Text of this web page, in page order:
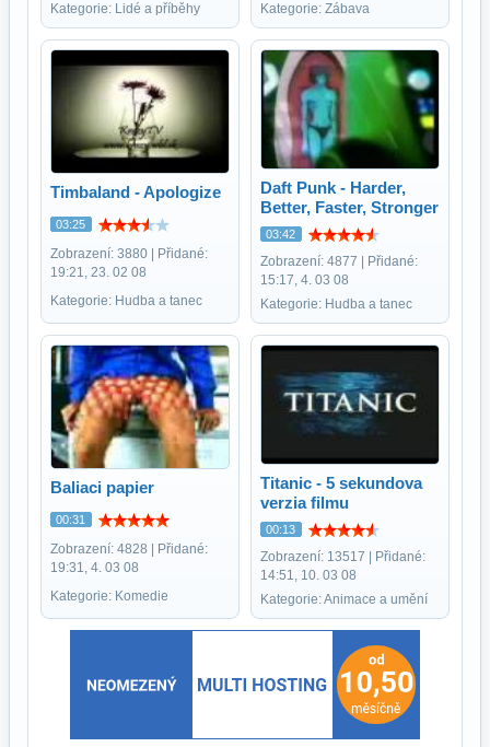
Kategorie: Lidé a příběhy
Kategorie: Zábava
Timbaland - Apologize
03:25
Zobrazení: 3880 | Přidané:
19:21, 23. 02 08
Kategorie: Hudba a tanec
Daft Punk - Harder,
Better, Faster, Stronger
03:42
Zobrazení: 4877 | Přidané:
15:17, 4. 03 08
Kategorie: Hudba a tanec
Baliaci papier
00:31
Zobrazení: 4828 | Přidané:
19:31, 4. 03 08
Kategorie: Komedie
Titanic - 5 sekundova
verzia filmu
00:13
Zobrazení: 13517 | Přidané:
14:51, 10. 03 08
Kategorie: Animace a umění